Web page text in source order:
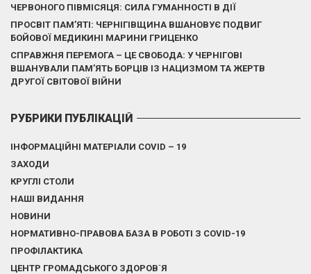
ЧЕРВОНОГО ПІВМІСЯЦЯ: СИЛА ГУМАННОСТІ В ДІЇ
ПРОСВІТ ПАМ’ЯТІ: ЧЕРНІГІВЩИНА ВШАНОВУЄ ПОДВИГ
БОЙОВОЇ МЕДИКИНІ МАРИНИ ГРИЦЕНКО
СПРАВЖНЯ ПЕРЕМОГА – ЦЕ СВОБОДА: У ЧЕРНІГОВІ
ВШАНУВАЛИ ПАМ’ЯТЬ БОРЦІВ ІЗ НАЦИЗМОМ ТА ЖЕРТВ
ДРУГОЇ СВІТОВОЇ ВІЙНИ
РУБРИКИ ПУБЛІКАЦІЙ
ІНФОРМАЦІЙНІ МАТЕРІАЛИ COVID – 19
ЗАХОДИ
КРУГЛІ СТОЛИ
НАШІ ВИДАННЯ
НОВИНИ
НОРМАТИВНО-ПРАВОВА БАЗА В РОБОТІ З COVID-19
ПРОФІЛАКТИКА
ЦЕНТР ГРОМАДСЬКОГО ЗДОРОВ`Я